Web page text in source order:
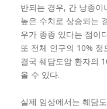
반되는 경우, 간 낭종
높은 수치로 상승되는
우가 종종 있다는 점이
또 전체 인구의 10%
결국 췌담도암 환자의
올 수 있다.
실제 임상에서는 췌담